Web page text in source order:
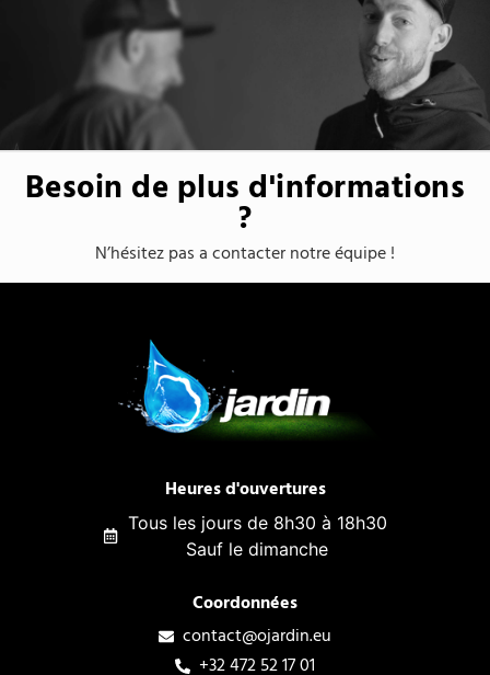
Besoin de plus d'informations
?
N’hésitez pas a contacter notre équipe !
Heures d'ouvertures
Tous les jours de 8h30 à 18h30
Sauf le dimanche
Coordonnées
contact@ojardin.eu
+32 472 52 17 01